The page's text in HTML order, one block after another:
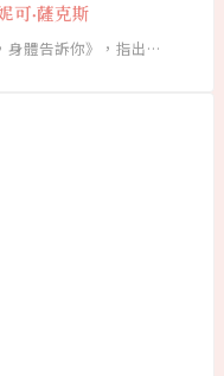
可·薩克斯
身體告訴你》，指出…